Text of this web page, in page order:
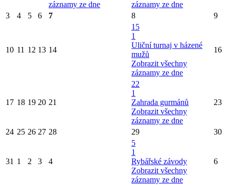
záznamy ze dne
záznamy ze dne
3
4 5 6 7 8 9
10 11 12 13 14
15
1
Uliční turnaj v házené
mužů
Zobrazit všechny
záznamy ze dne
16
17 18 19 20 21
22
1
Zahrada gurmánů
Zobrazit všechny
záznamy ze dne
23
24 25 26 27 28 29 30
31 1 2 3 4
5
1
Rybářské závody
Zobrazit všechny
záznamy ze dne
6